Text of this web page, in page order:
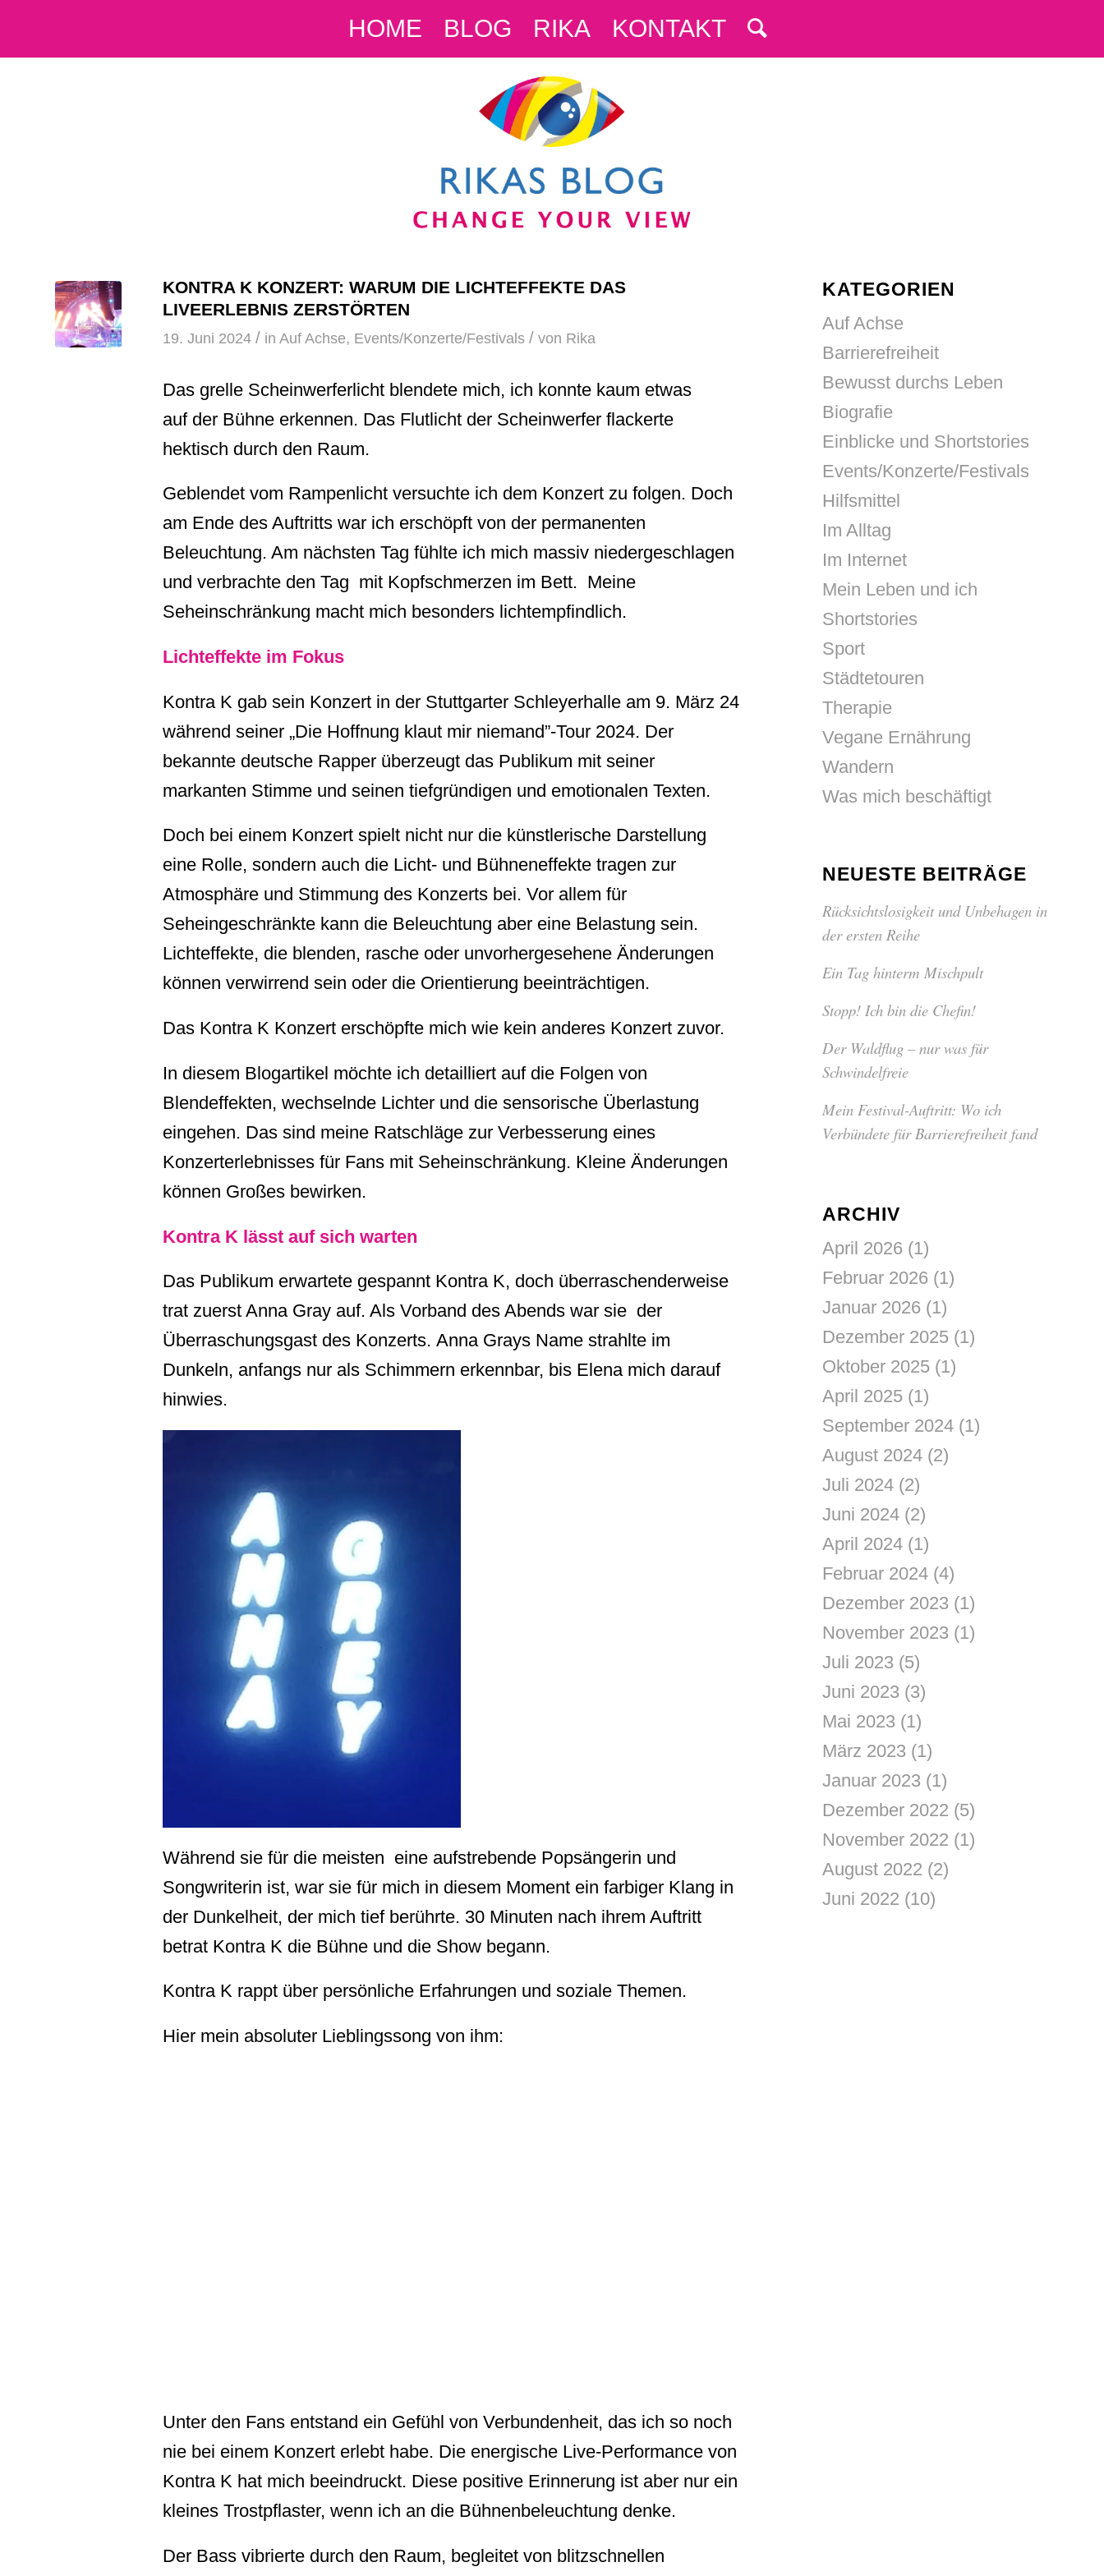
HOME BLOG RIKA KONTAKT
KONTRA K KONZERT: WARUM DIE LICHTEFFEKTE DAS
LIVEERLEBNIS ZERSTÖRTEN
19. Juni 2024 / in Auf Achse, Events/Konzerte/Festivals / von Rika
Das grelle Scheinwerferlicht blendete mich, ich konnte kaum etwas
auf der Bühne erkennen. Das Flutlicht der Scheinwerfer flackerte
hektisch durch den Raum.
Geblendet vom Rampenlicht versuchte ich dem Konzert zu folgen. Doch
am Ende des Auftritts war ich erschöpft von der permanenten
Beleuchtung. Am nächsten Tag fühlte ich mich massiv niedergeschlagen
und verbrachte den Tag mit Kopfschmerzen im Bett. Meine
Seheinschränkung macht mich besonders lichtempfindlich.
Lichteffekte im Fokus
Kontra K gab sein Konzert in der Stuttgarter Schleyerhalle am 9. März 24
während seiner „Die Hoffnung klaut mir niemand”-Tour 2024. Der
bekannte deutsche Rapper überzeugt das Publikum mit seiner
markanten Stimme und seinen tiefgründigen und emotionalen Texten.
Doch bei einem Konzert spielt nicht nur die künstlerische Darstellung
eine Rolle, sondern auch die Licht- und Bühneneffekte tragen zur
Atmosphäre und Stimmung des Konzerts bei. Vor allem für
Seheingeschränkte kann die Beleuchtung aber eine Belastung sein.
Lichteffekte, die blenden, rasche oder unvorhergesehene Änderungen
können verwirrend sein oder die Orientierung beeinträchtigen.
Das Kontra K Konzert erschöpfte mich wie kein anderes Konzert zuvor.
In diesem Blogartikel möchte ich detailliert auf die Folgen von
Blendeffekten, wechselnde Lichter und die sensorische Überlastung
eingehen. Das sind meine Ratschläge zur Verbesserung eines
Konzerterlebnisses für Fans mit Seheinschränkung. Kleine Änderungen
können Großes bewirken.
Kontra K lässt auf sich warten
Das Publikum erwartete gespannt Kontra K, doch überraschenderweise
trat zuerst Anna Gray auf. Als Vorband des Abends war sie der
Überraschungsgast des Konzerts. Anna Grays Name strahlte im
Dunkeln, anfangs nur als Schimmern erkennbar, bis Elena mich darauf
hinwies.
Während sie für die meisten eine aufstrebende Popsängerin und
Songwriterin ist, war sie für mich in diesem Moment ein farbiger Klang in
der Dunkelheit, der mich tief berührte. 30 Minuten nach ihrem Auftritt
betrat Kontra K die Bühne und die Show begann.
Kontra K rappt über persönliche Erfahrungen und soziale Themen.
Hier mein absoluter Lieblingssong von ihm:
Unter den Fans entstand ein Gefühl von Verbundenheit, das ich so noch
nie bei einem Konzert erlebt habe. Die energische Live-Performance von
Kontra K hat mich beeindruckt. Diese positive Erinnerung ist aber nur ein
kleines Trostpflaster, wenn ich an die Bühnenbeleuchtung denke.
Der Bass vibrierte durch den Raum, begleitet von blitzschnellen
KATEGORIEN
Auf Achse
Barrierefreiheit
Bewusst durchs Leben
Biografie
Einblicke und Shortstories
Events/Konzerte/Festivals
Hilfsmittel
Im Alltag
Im Internet
Mein Leben und ich
Shortstories
Sport
Städtetouren
Therapie
Vegane Ernährung
Wandern
Was mich beschäftigt
NEUESTE BEITRÄGE
Rücksichtslosigkeit und Unbehagen in
der ersten Reihe
Ein Tag hinterm Mischpult
Stopp! Ich bin die Chefin!
Der Waldflug – nur was für
Schwindelfreie
Mein Festival-Auftritt: Wo ich
Verbündete für Barrierefreiheit fand
ARCHIV
April 2026 (1)
Februar 2026 (1)
Januar 2026 (1)
Dezember 2025 (1)
Oktober 2025 (1)
April 2025 (1)
September 2024 (1)
August 2024 (2)
Juli 2024 (2)
Juni 2024 (2)
April 2024 (1)
Februar 2024 (4)
Dezember 2023 (1)
November 2023 (1)
Juli 2023 (5)
Juni 2023 (3)
Mai 2023 (1)
März 2023 (1)
Januar 2023 (1)
Dezember 2022 (5)
November 2022 (1)
August 2022 (2)
Juni 2022 (10)